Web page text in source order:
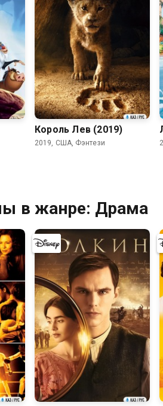
7.2
Король Лев (2019)
2019, США, Фэнтези
в жанре: Драма
7.3